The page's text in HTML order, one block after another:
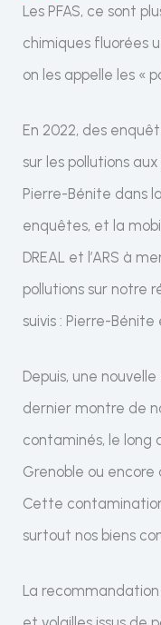
Les PFAS, ce sont
chimiques fluorées
on les appelle les «
En 2022, des
sur les pollutions
Pierre-Bénite dans
enquêtes, et la
DREAL et l’ARS à
pollutions sur notre
suivis : Pierre-
Depuis, une
dernier montre de
contaminés, le long
Grenoble ou encore
Cette
surtout nos biens
La